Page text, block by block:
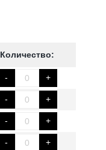
Количество:
- +
- +
- +
- +